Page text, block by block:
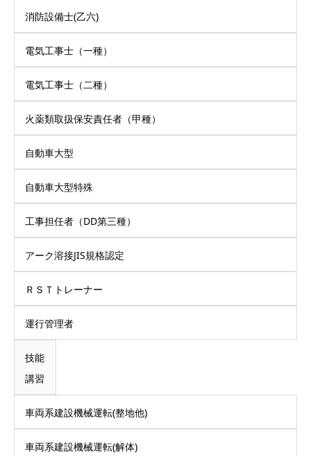
消防設備士(乙六)
電気工事士（一種）
電気工事士（二種）
火薬類取扱保安責任者（甲種）
自動車大型
自動車大型特殊
工事担任者（DD第三種）
アーク溶接JIS規格認定
ＲＳＴトレーナー
運行管理者
技能
講習
車両系建設機械運転(整地他)
車両系建設機械運転(解体)